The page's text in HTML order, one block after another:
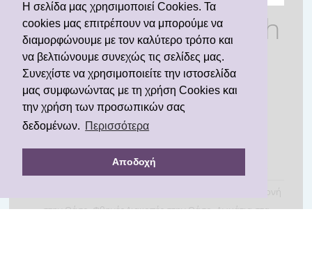
Η σελίδα μας χρησιμοποιεί Cookies. Τα
cookies μας επιτρέπουν να μπορούμε να
διαμορφώνουμε με τον καλύτερο τρόπο και
να βελτιώνουμε συνεχώς τις σελίδες μας.
Συνεχίστε να χρησιμοποιείτε την ιστοσελίδα
μας συμφωνώντας με τη χρήση Cookies και
την χρήση των προσωπικών σας
δεδομένων. Περισσότερα
Αποδοχή
Stay connected with
us
ΔΩΜΑΤΙΑ ΠΑΡΟΧΕΣ
ΤΟΠΟΘΕΣΙΑ
ΚΟΙΝΥΡΑ ΘΑΣΟΣ
ΕΠΙΚΟΙΝΩΝΙΑ
Διαμονή
στην Θάσο Φθηνές Διακοπές στην Θάσο Δωμάτια στα